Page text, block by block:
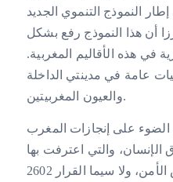
النموذج التنموي الجديد
في 2015، مبرزا أن هذا النموذج رفع بشكل
في هذه الأقاليم المغربية.
عامة في مدينتي الداخلة
والعيون المغربيتين.
الضوء على إنجازات المغرب
والتي اعترفت بها